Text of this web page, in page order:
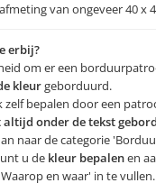
van ongeveer 40 x
erbij?
om er een
kleurgeborduurd.
zelf bepalen door een
onder de tekst
naar de categorie
u de kleur bepalenen
en waar' in te vullen.